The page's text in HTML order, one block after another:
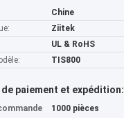
Chine
Ziitek
UL & RoHS
TIS800
paiement et expédition:
1000 pièces